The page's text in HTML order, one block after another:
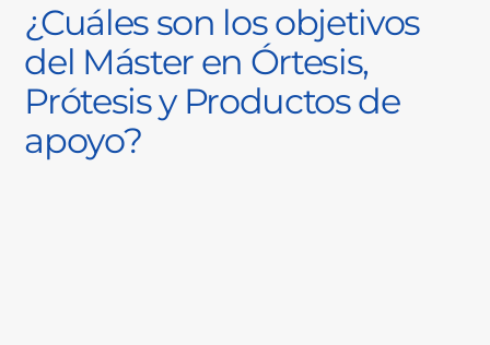
¿Cuáles son los objetivos
del Máster en Órtesis,
Prótesis y Productos de
apoyo?